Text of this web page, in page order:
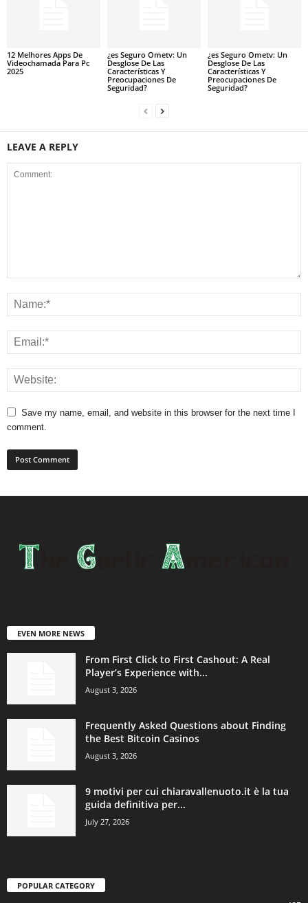
12 Melhores Apps De
Videochamada Para Pc
2025
¿es Seguro Ometv: Un
Desglose De Las
Características Y
Preocupaciones De
Seguridad?
¿es Seguro Ometv: Un
Desglose De Las
Características Y
Preocupaciones De
Seguridad?
LEAVE A REPLY
Save my name, email, and website in this browser for the next time I
comment.
EVEN MORE NEWS
From First Click to First Cashout: A Real
Player’s Experience with...
August 3, 2026
Frequently Asked Questions about Finding
the Best Bitcoin Casinos
August 3, 2026
9 motivi per cui chiaravallenuoto.it è la tua
guida definitiva per...
July 27, 2026
POPULAR CATEGORY